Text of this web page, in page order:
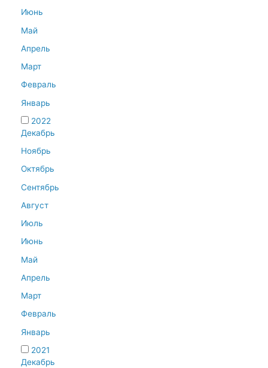
Июнь
Май
Апрель
Март
Февраль
Январь
2022
Декабрь
Ноябрь
Октябрь
Сентябрь
Август
Июль
Июнь
Май
Апрель
Март
Февраль
Январь
2021
Декабрь